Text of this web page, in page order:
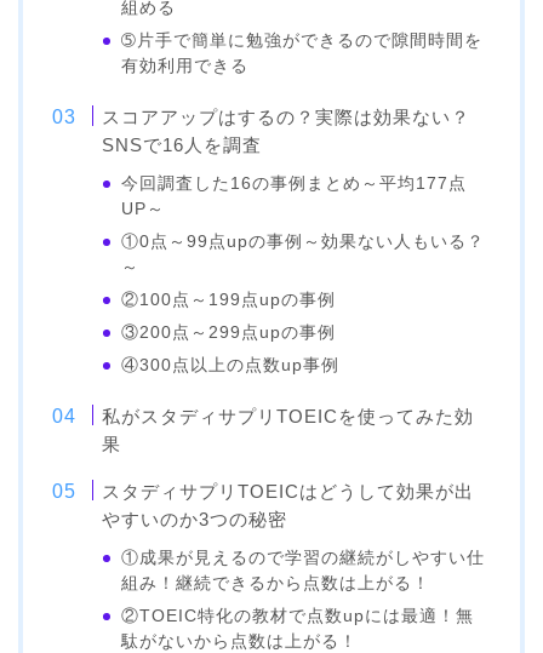
組める
➄片手で簡単に勉強ができるので隙間時間を
有効利用できる
スコアアップはするの？実際は効果ない？
SNSで16人を調査
今回調査した16の事例まとめ～平均177点
UP～
①0点～99点upの事例～効果ない人もいる？
～
②100点～199点upの事例
③200点～299点upの事例
④300点以上の点数up事例
私がスタディサプリTOEICを使ってみた効
果
スタディサプリTOEICはどうして効果が出
やすいのか3つの秘密
①成果が見えるので学習の継続がしやすい仕
組み！継続できるから点数は上がる！
②TOEIC特化の教材で点数upには最適！無
駄がないから点数は上がる！